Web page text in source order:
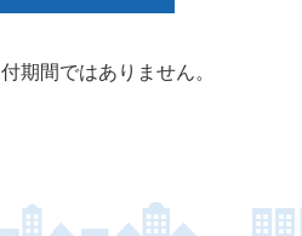
期間ではありません。